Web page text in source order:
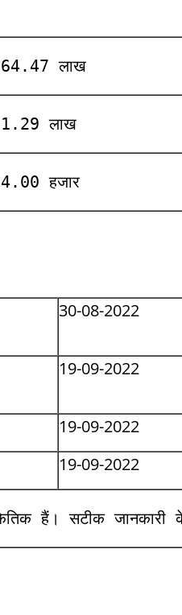
लाख
लाख
हजार
30-08-2022
19-09-2022
19-09-2022
19-09-2022
हैं। सटीक जानकारी के